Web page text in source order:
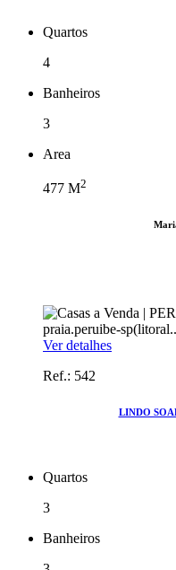
Quartos
4
Banheiros
3
Area
477 M2
Ver detalhes
Ref.: 542
LINDO
Quartos
3
Banheiros